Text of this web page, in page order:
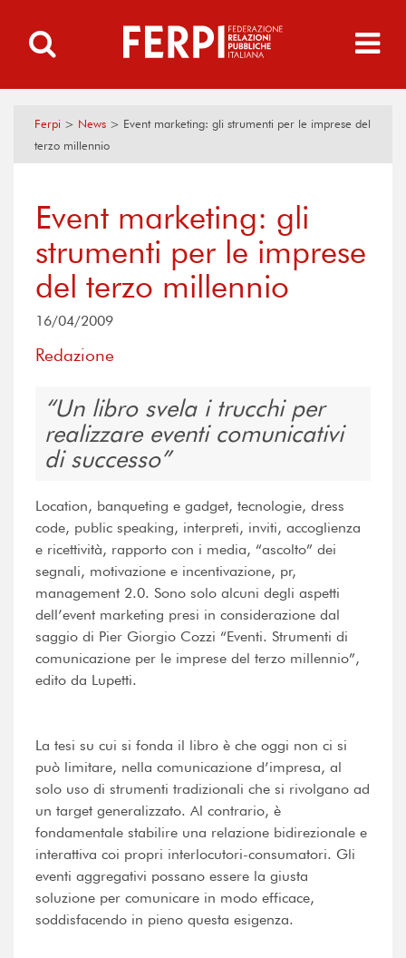
Ferpi > News > Event marketing: gli strumenti per le imprese del
terzo millennio
Event marketing: gli
strumenti per le imprese
del terzo millennio
16/04/2009
Redazione
Un libro svela i trucchi per
realizzare eventi comunicativi
di successo
Location, banqueting e gadget, tecnologie, dress
code, public speaking, interpreti, inviti, accoglienza
e ricettività, rapporto con i media, “ascolto” dei
segnali, motivazione e incentivazione, pr,
management 2.0. Sono solo alcuni degli aspetti
dell’event marketing presi in considerazione dal
saggio di Pier Giorgio Cozzi “Eventi. Strumenti di
comunicazione per le imprese del terzo millennio”,
edito da Lupetti.
La tesi su cui si fonda il libro è che oggi non ci si
può limitare, nella comunicazione d’impresa, al
solo uso di strumenti tradizionali che si rivolgano ad
un target generalizzato. Al contrario, è
fondamentale stabilire una relazione bidirezionale e
interattiva coi propri interlocutori-consumatori. Gli
eventi aggregativi possano essere la giusta
soluzione per comunicare in modo efficace,
soddisfacendo in pieno questa esigenza.